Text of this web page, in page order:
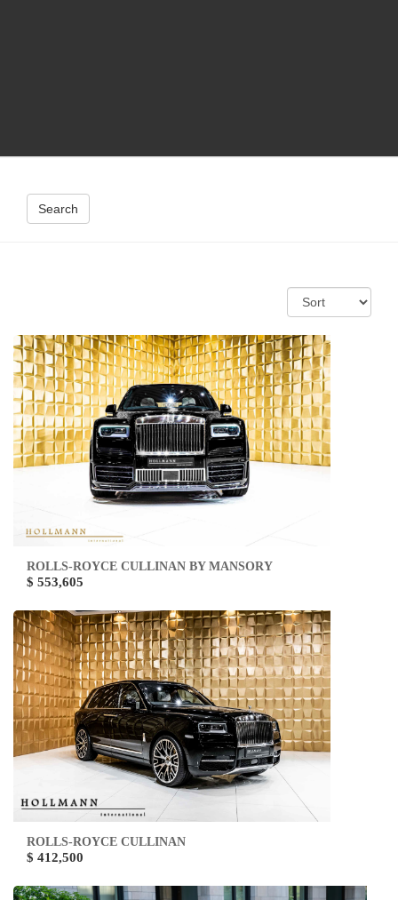
Search
ROLLS-ROYCE CULLINAN BY MANSORY
$ 553,605
ROLLS-ROYCE CULLINAN
$ 412,500